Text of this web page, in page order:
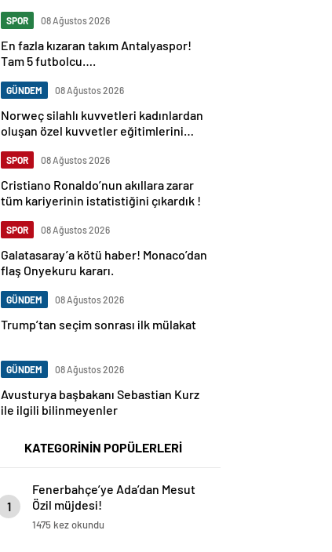
SPOR 08 Ağustos 2026
En fazla kızaran takım Antalyaspor!
Tam 5 futbolcu….
GÜNDEM 08 Ağustos 2026
Norweç silahlı kuvvetleri kadınlardan
oluşan özel kuvvetler eğitimlerini
SPOR 08 Ağustos 2026
Cristiano Ronaldo’nun akıllara zarar
tüm kariyerinin istatistiğini çıkardık !
SPOR 08 Ağustos 2026
Galatasaray’a kötü haber! Monaco’dan
flaş Onyekuru kararı.
GÜNDEM 08 Ağustos 2026
Trump’tan seçim sonrası ilk mülakat
GÜNDEM 08 Ağustos 2026
Avusturya başbakanı Sebastian Kurz
ile ilgili bilinmeyenler
KATEGORİNİN POPÜLERLERİ
1
Fenerbahçe’ye Ada’dan Mesut
Özil müjdesi!
1475 kez okundu